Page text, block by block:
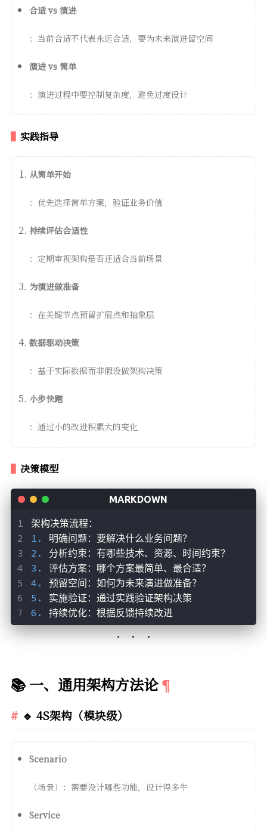
合适 vs 演进
：当前合适不代表永远合适，要为未来演进留空间
演进 vs 简单
：演进过程中要控制复杂度，避免过度设计
实践指导
从简单开始
：优先选择简单方案，验证业务价值
持续评估合适性
：定期审视架构是否还适合当前场景
为演进做准备
：在关键节点预留扩展点和抽象层
数据驱动决策
：基于实际数据而非假设做架构决策
小步快跑
：通过小的改进积累大的变化
决策模型
架构决策流程：
1.
明确问题：要解决什么业务问题？
2.
分析约束：有哪些技术、资源、时间约束？
3.
评估方案：哪个方案最简单、最合适？
4.
预留空间：如何为未来演进做准备？
5.
实施验证：通过实践验证架构决策
6.
持续优化：根据反馈持续改进
📚 一、通用架构方法论
🔹 4S架构（模块级）
Scenario
（场景）：需要设计哪些功能，设计得多牛
Service